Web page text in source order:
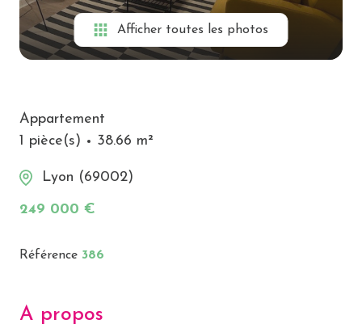
vendus
Contact
Afficher toutes les photos
Appartement
1 pièce(s)
38.66 m²
Lyon (69002)
249 000 €
Référence 386
A propos